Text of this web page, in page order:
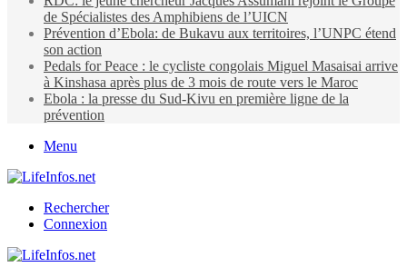
de Spécialistes des Amphibiens de l’UICN
Prévention d’Ebola: de Bukavu aux territoires, l’UNPC étend
son action
Pedals for Peace : le cycliste congolais Miguel Masaisai arrive
à Kinshasa après plus de 3 mois de route vers le Maroc
Ebola : la presse du Sud-Kivu en première ligne de la
prévention
Menu
Rechercher
Connexion